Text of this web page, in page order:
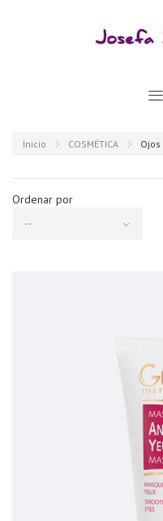
Inicio COSMÉTICA Ojos
Ordenar por
--